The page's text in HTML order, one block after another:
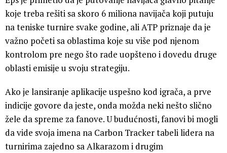
koje treba rešiti sa skoro 6 miliona navijača koji putuju
na teniske turnire svake godine, ali ATP priznaje da je
važno početi sa oblastima koje su više pod njenom
kontrolom pre nego što rade uopšteno i dovedu druge
oblasti emisije u svoju strategiju.
Ako je lansiranje aplikacije uspešno kod igrača, a prve
indicije govore da jeste, onda možda neki nešto slično
žele da spreme za fanove. U budućnosti, fanovi bi mogli
da vide svoja imena na Carbon Tracker tabeli lidera na
turnirima zajedno sa Alkarazom i drugim